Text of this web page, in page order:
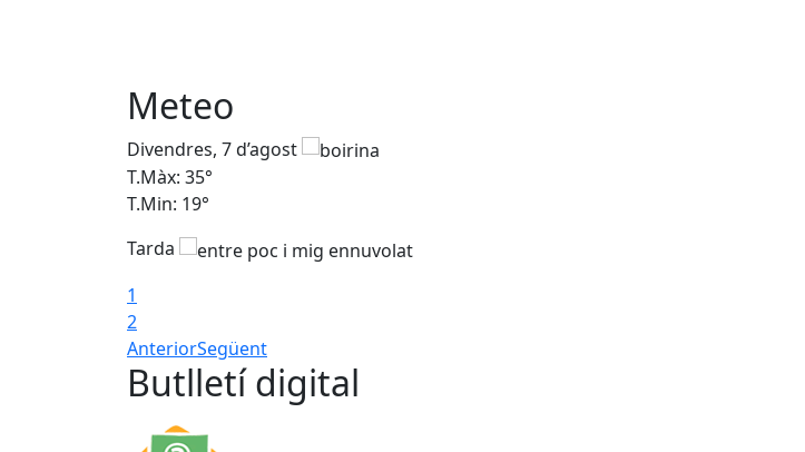
Meteo
Divendres, 7 d’agost
T.Màx: 35°
T.Min: 19°
Tarda
1
2
AnteriorSegüent
Butlletí digital